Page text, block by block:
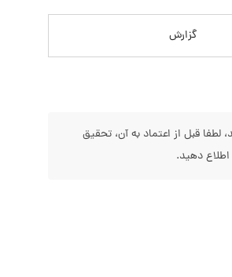
گزارش
قبل از اعتماد به آن، تحقیق
دهید.